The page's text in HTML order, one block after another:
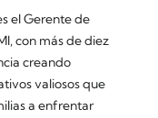
el Gerente de
con más de diez
creando
valiosos que
a enfrentar